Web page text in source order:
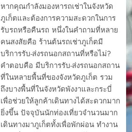
หากคุณกำลังมองหารถเช่าในจังหวัด
ภูเก็ตและต้องการความสะดวกในการ
รับรถหรือคืนรถ หนึ่งในคำถามที่หลาย
คนสงสัยคือ ร้านต้นรถเช่าภูเก็ตมี
บริการรับ-ส่งรถนอกสถานที่หรือไม่?
คำตอบคือ มีบริการรับ-ส่งรถนอกสถาน
ที่ในหลายพื้นที่ของจังหวัดภูเก็ต รวม
ถึงบางพื้นที่ในจังหวัดพังงาและกระบี่
เพื่อช่วยให้ลูกค้าเดินทางได้สะดวกมาก
ยิ่งขึ้น ปัจจุบันนักท่องเที่ยวจำนวนมาก
เดินทางมาภูเก็ตทั้งเพื่อพักผ่อน ทำงาน